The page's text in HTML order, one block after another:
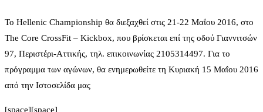
Το Hellenic Championship θα διεξαχθεί στις 21-22 Μαΐου 2016, στο
The Core CrossFit – Kickbox, που βρίσκεται επί της οδού Γιαννιτσών
97, Περιστέρι-Αττικής, τηλ. επικοινωνίας 2105314497. Για το
πρόγραμμα των αγώνων, θα ενημερωθείτε τη Κυριακή 15 Μαΐου 2016
από την Ιστοσελίδα μας
[space][space]